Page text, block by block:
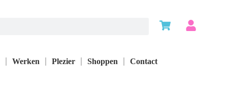
Werken Plezier Shoppen Contact